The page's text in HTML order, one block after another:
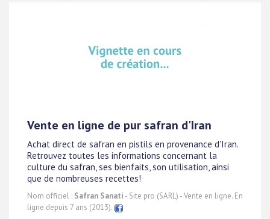
Vente en ligne de pur safran d'Iran
Achat direct de safran en pistils en provenance d'Iran.
Retrouvez toutes les informations concernant la
culture du safran, ses bienfaits, son utilisation, ainsi
que de nombreuses recettes!
Nom officiel : Safran Sanati - Site pro (SARL) - Vente en ligne. En
ligne depuis 7 ans (2013).